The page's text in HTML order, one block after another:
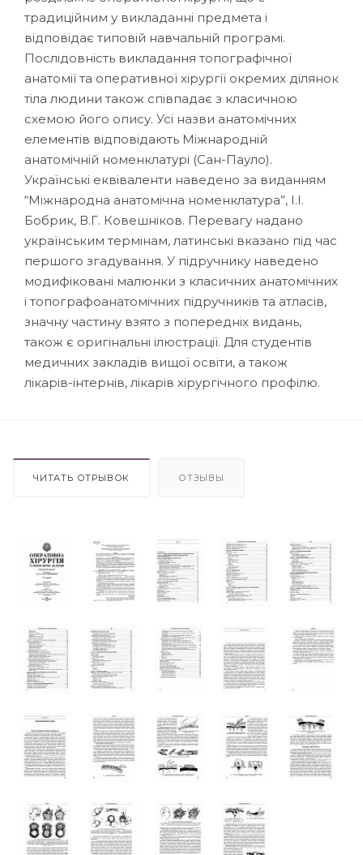
традиційним у викладанні предмета і
відповідає типовій навчальній програмі.
Послідовність викладання топографічної
анатомії та оперативної хірургії окремих ділянок
тіла людини також співпадає з класичною
схемою його опису. Усі назви анатомічних
елементів відповідають Міжнародній
анатомічній номенклатурі (Сан-Пауло).
Українські еквіваленти наведено за виданням
“Міжнародна анатомічна номенклатура”, I.I.
Бобрик, В.Г. Ковешніков. Перевагу надано
українським термінам, латинські вказано під час
першого згадування. У підручнику наведено
модифіковані малюнки з класичних анатомічних
і топографоанатомічних підручників та атласів,
значну частину взято з попередніх видань,
також є оригінальні ілюстрації. Для студентів
медичних закладів вищої освіти, а також
лікарів-інтернів, лікарів хірургічного профілю.
ЧИТАТЬ ОТРЫВОК ОТЗЫВЫ